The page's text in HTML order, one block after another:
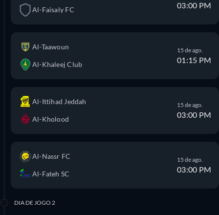
Al-Faisaly FC 03:00 PM
Al-Taawoun
Al-Khaleej Club
15 de ago.
01:15 PM
Al-Ittihad Jeddah
Al-Kholood
15 de ago.
03:00 PM
Al-Nassr FC
Al-Fateh SC
15 de ago.
03:00 PM
DIA DE JOGO 2